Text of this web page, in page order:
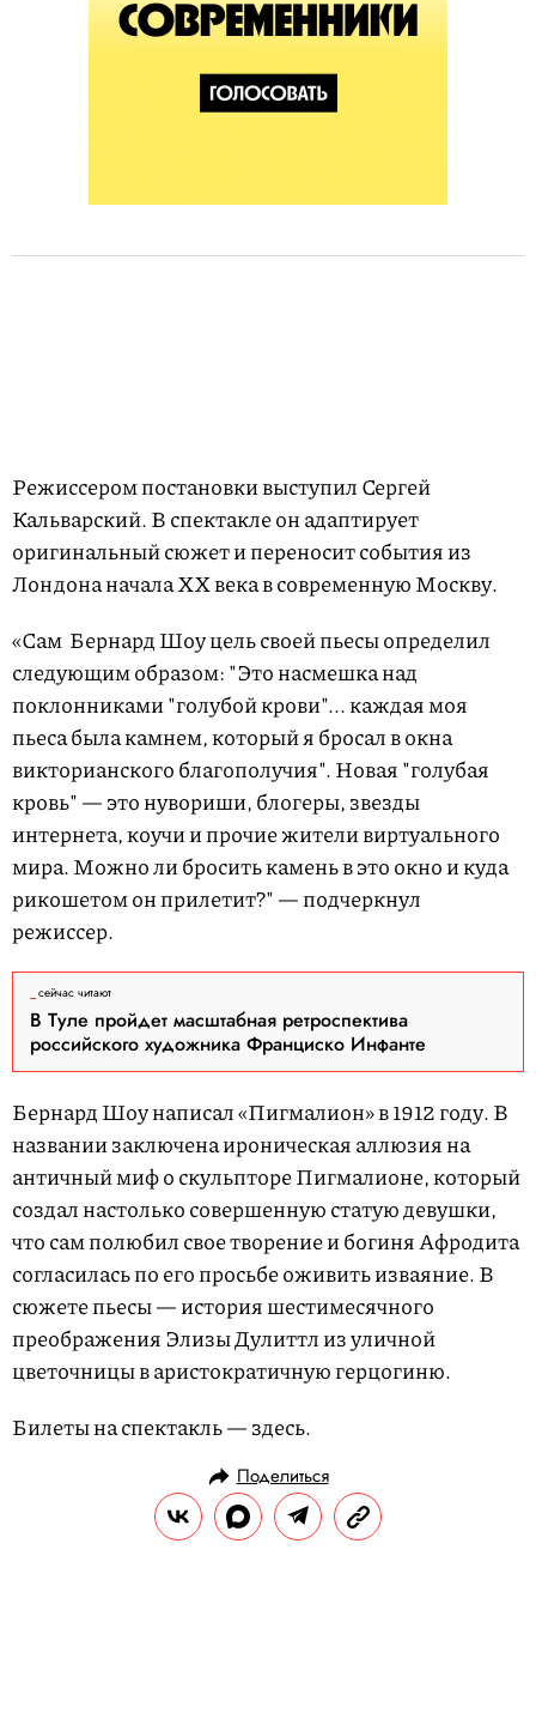
Режиссером постановки выступил Сергей
Кальварский. В спектакле он адаптирует
оригинальный сюжет и переносит события из
Лондона начала ХХ века в современную Москву.
«Сам Бернард Шоу цель своей пьесы определил
следующим образом: "Это насмешка над
поклонниками "голубой крови"... каждая моя
пьеса была камнем, который я бросал в окна
викторианского благополучия". Новая "голубая
кровь" — это нувориши, блогеры, звезды
интернета, коучи и прочие жители виртуального
мира. Можно ли бросить камень в это окно и куда
рикошетом он прилетит?" — подчеркнул
режиссер.
сейчас читают
В Туле пройдет масштабная ретроспектива
российского художника Франциско Инфанте
Бернард Шоу написал «Пигмалион» в 1912 году. В
названии заключена ироническая аллюзия на
античный миф о скульпторе Пигмалионе, который
создал настолько совершенную статую девушки,
что сам полюбил свое творение и богиня Афродита
согласилась по его просьбе оживить изваяние. В
сюжете пьесы — история шестимесячного
преображения Элизы Дулиттл из уличной
цветочницы в аристократичную герцогиню.
Билеты на спектакль — здесь.
Поделиться